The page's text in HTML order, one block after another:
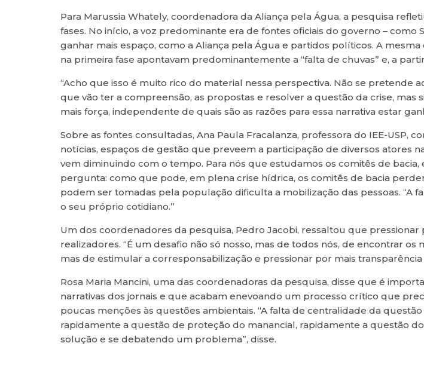
Para Marussia Whately, coordenadora da Aliança pela Água, a pesquisa
fases. No início, a voz predominante era de fontes oficiais do governo – como
ganhar mais espaço, como a Aliança pela Água e partidos políticos. A
na primeira fase apontavam predominantemente a “falta de chuvas” e, a
“Acho que isso é muito rico do material nessa perspectiva. Não se pretende
que vão ter a compreensão, as propostas e resolver a questão da crise,
mais força, independente de quais são as razões para essa narrativa estar
Sobre as fontes consultadas, Ana Paula Fracalanza, professora do IEE-
notícias, espaços de gestão que preveem a participação de diversos atores
vem diminuindo com o tempo. Para nós que estudamos os comitês de
pergunta: como que pode, em plena crise hídrica, os comitês de bacia
podem ser tomadas pela população dificulta a mobilização das pessoas. “A
o seu próprio cotidiano.”
Um dos coordenadores da pesquisa, Pedro Jacobi, ressaltou que
realizadores. “É um desafio não só nosso, mas de todos nós, de encontrar
mas de estimular a corresponsabilização e pressionar por mais
Rosa Maria Mancini, uma das coordenadoras da pesquisa, disse que é
narrativas dos jornais e que acabam enevoando um processo crítico que
poucas menções às questões ambientais. “A falta de centralidade da
rapidamente a questão de proteção do manancial, rapidamente a questão
solução e se debatendo um problema”, disse.